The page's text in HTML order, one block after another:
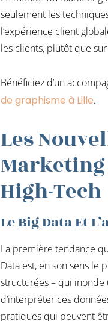
seulement les
l’expérience client
les clients, plutôt que
Bénéficiez d’un
de graphisme à Lille.
Les
Marketing
High-Tech
Le Big Data Et
La première tendance
Data est, en son sens le
structurées – qui
d’interpréter ces
pratiques qui peuvent